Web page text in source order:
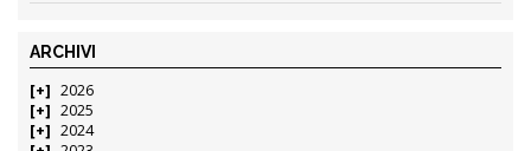
ARCHIVI
2026
2025
2024